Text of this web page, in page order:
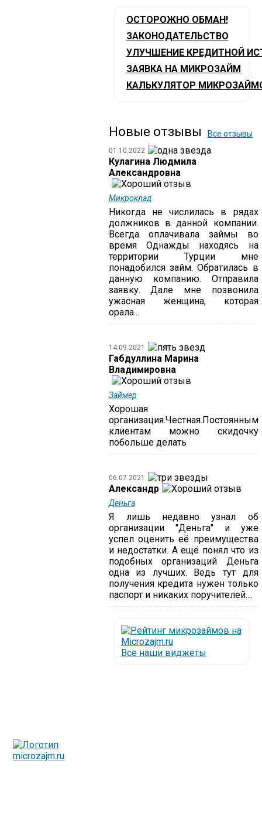
ОСТОРОЖНО ОБМАН!
ЗАКОНОДАТЕЛЬСТВО
УЛУЧШЕНИЕ КРЕДИТНОЙ
ЗАЯВКА НА МИКРОЗАЙМ
КАЛЬКУЛЯТОР
Новые отзывы Все отзывы
01.10.2022
Кулагина Людмила
Александровна
Микроклад
Никогда не числилась в рядах
должников в данной компании.
Всегда оплачивала займы во
время Однажды находясь на
территории Турции мне
понадобился займ. Обратилась в
данную компанию. Отправила
заявку. Дале мне позвонила
ужасная женщина, которая
орала...
14.09.2021
Габдуллина Марина
Владимировна
Займер
Хорошая
организация.Честная.Постоянным
клиентам можно скидочку
побольше делать
06.07.2021
Александр
Деньга
Я лишь недавно узнал об
организации "Деньга" и уже
успел оценить её преимущества
и недостатки. А ещё понял что из
подобных организаций Деньга
одна из лучших. Ведь тут для
получения кредита нужен только
паспорт и никаких поручителей....
Все наши виджеты